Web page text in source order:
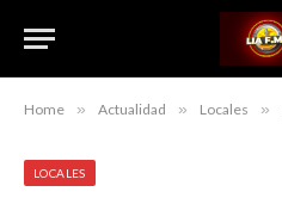
Home » Actualidad » Locales »
LOCALES